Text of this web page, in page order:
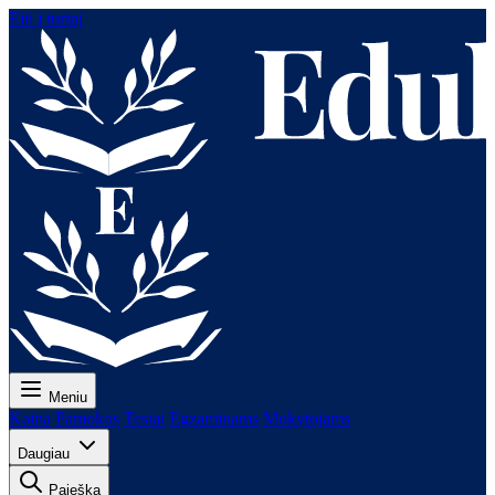
Eiti į turinį
Meniu
Kaina Pamokos Testai Egzaminams Mokytojams
Daugiau
Paieška